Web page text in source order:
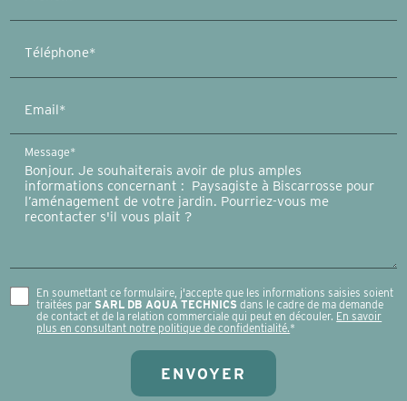
Téléphone*
Email*
Message*
En soumettant ce formulaire, j'accepte que les informations saisies soient
traitées par SARL DB AQUA TECHNICS dans le cadre de ma demande
de contact et de la relation commerciale qui peut en découler. En savoir
plus en consultant notre politique de confidentialité.*